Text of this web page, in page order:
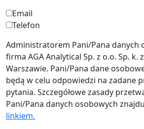
Email
Telefon
Administratorem Pani/Pana danych
firma AGA Analytical Sp. z o.o. Sp. k.
Warszawie. Pani/Pana dane
będą w celu odpowiedzi na zadane
pytania. Szczegółowe zasady
Pani/Pana danych osobowych
linkiem.